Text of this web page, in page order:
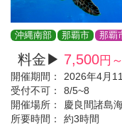
沖縄南部 那覇市 那覇
料金▶ 7,500円～
開催期間：
2026年4月
受付不可：
8/5~8
開催場所：
慶良間諸島
所要時間：
約3時間